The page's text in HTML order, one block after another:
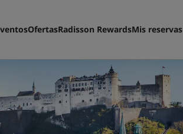
OfertasRadisson RewardsMis reservas